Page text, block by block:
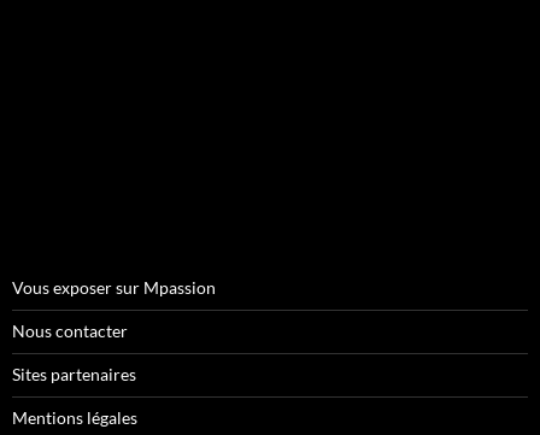
Vous exposer sur Mpassion
Nous contacter
Sites partenaires
Mentions légales